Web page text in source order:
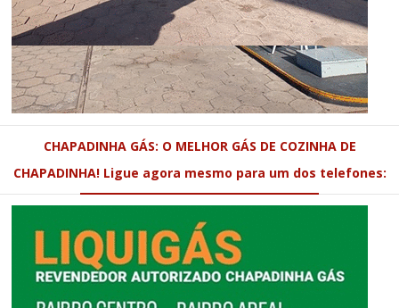
CHAPADINHA GÁS: O MELHOR GÁS DE COZINHA DE
CHAPADINHA! Ligue agora mesmo para um dos telefones: